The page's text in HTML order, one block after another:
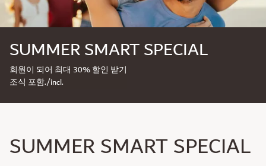
SUMMER SMART SPECIAL
회원이 되어 최대 30% 할인 받기
조식 포함./incl.
SUMMER SMART SPECIAL